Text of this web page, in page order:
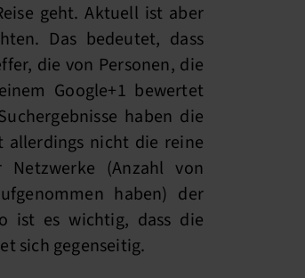
geht. Aktuell ist aber
Das bedeutet, dass
die von Personen, die
Google+1 bewertet
haben die
allerdings nicht die reine
(Anzahl von
haben) der
ist es wichtig, dass die
sich gegenseitig.